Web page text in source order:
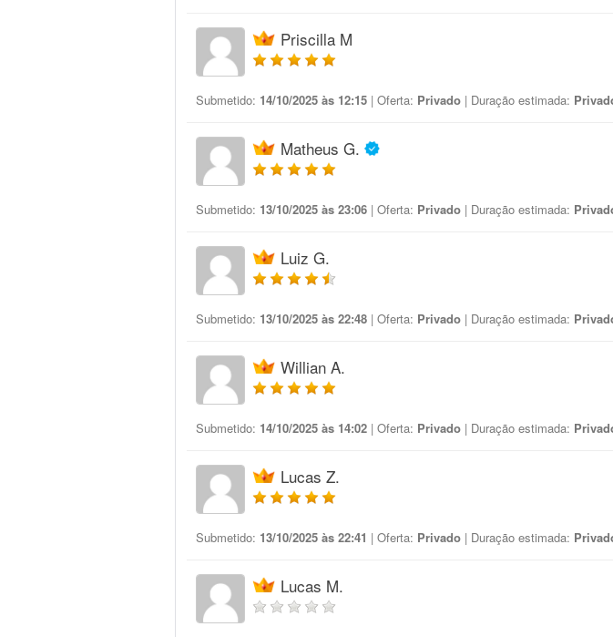
Priscilla M
Submetido: 14/10/2025 às 12:15 | Oferta: Privado | Duração estimada:
Matheus G.
Submetido: 13/10/2025 às 23:06 | Oferta: Privado | Duração estimada:
Luiz G.
Submetido: 13/10/2025 às 22:48 | Oferta: Privado | Duração estimada:
Willian A.
Submetido: 14/10/2025 às 14:02 | Oferta: Privado | Duração estimada:
Lucas Z.
Submetido: 13/10/2025 às 22:41 | Oferta: Privado | Duração estimada:
Lucas M.